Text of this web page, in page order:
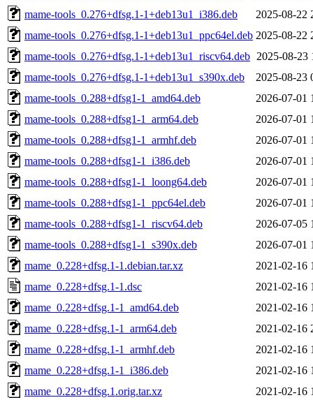
mame-tools_0.276+dfsg.1-1+deb13u1_i386.deb
2025-08-22
mame-tools_0.276+dfsg.1-1+deb13u1_ppc64el.deb 2025-08-22
mame-tools_0.276+dfsg.1-1+deb13u1_riscv64.deb 2025-08-23
mame-tools_0.276+dfsg.1-1+deb13u1_s390x.deb
2025-08-23
mame-tools_0.288+dfsg1-1_amd64.deb
2026-07-01
mame-tools_0.288+dfsg1-1_arm64.deb
2026-07-01
mame-tools_0.288+dfsg1-1_armhf.deb
2026-07-01
mame-tools_0.288+dfsg1-1_i386.deb
2026-07-01
mame-tools_0.288+dfsg1-1_loong64.deb
2026-07-01
mame-tools_0.288+dfsg1-1_ppc64el.deb
2026-07-01
mame-tools_0.288+dfsg1-1_riscv64.deb
2026-07-05
mame-tools_0.288+dfsg1-1_s390x.deb
2026-07-01
mame_0.228+dfsg.1-1.debian.tar.xz
2021-02-16
mame_0.228+dfsg.1-1.dsc
2021-02-16
mame_0.228+dfsg.1-1_amd64.deb
2021-02-16
mame_0.228+dfsg.1-1_arm64.deb
2021-02-16
mame_0.228+dfsg.1-1_armhf.deb
2021-02-16
mame_0.228+dfsg.1-1_i386.deb
2021-02-16
mame_0.228+dfsg.1.orig.tar.xz
2021-02-16